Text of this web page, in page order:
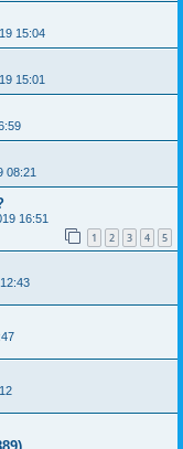
15:04
15:01
08:21
16:51
1 2 3 4 5